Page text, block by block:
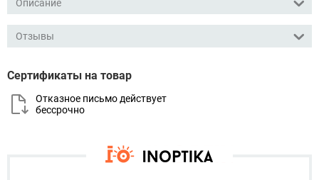
Описание
Отзывы
Сертификаты на товар
Отказное письмо действует
бессрочно